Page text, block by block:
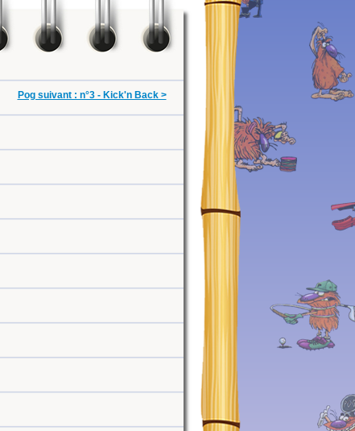
Pog suivant : n°3 - Kick'n Back >